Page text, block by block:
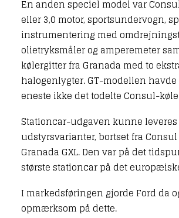
En anden speciel model var Consul
eller 3,0 motor, sportsundervogn,
instrumentering med
olietryksmåler og amperemeter
kølergitter fra Granada med to
halogenlygter. GT-modellen
eneste ikke det todelte Consul-
Stationcar-udgaven kunne
udstyrsvarianter, bortset fra Consul
Granada GXL. Den var på det
største stationcar på det
I markedsføringen gjorde Ford da
opmærksom på dette.